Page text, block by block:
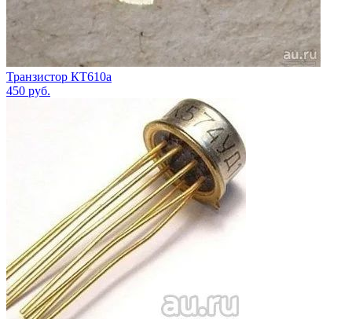
Транзистор КТ610а
450 руб.